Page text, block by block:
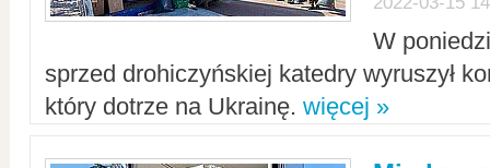
W
sprzed drohiczyńskiej katedry wyruszył
który dotrze na Ukrainę. więcej »